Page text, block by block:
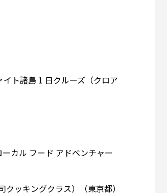
ト諸島 1 日クルーズ（クロア
カル フード アドベンチャー
ッキングクラス）（東京都）